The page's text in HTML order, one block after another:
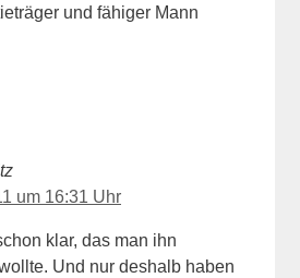
und fähiger Mann
um 16:31 Uhr
klar, das man ihn
Und nur deshalb haben